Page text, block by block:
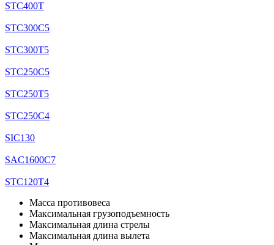
STC400T
STC300C5
STC300T5
STC250C5
STC250T5
STC250C4
SIC130
SAC1600C7
STC120T4
Масса противовеса
Максимальная грузоподъемность
Максимальная длина стрелы
Максимальная длина вылета